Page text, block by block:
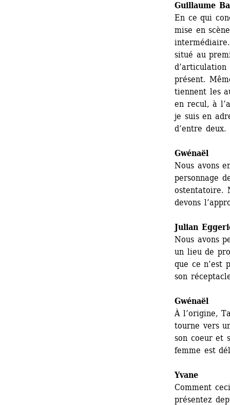
Guillaume
En ce qui
mise en
situé au
présent.
tiennent les
en recul, à
je suis en
d’entre deux.
Gwénaël
Nous avons
personnage
ostentatoire.
devons
Julian
Nous avons
un lieu de
que ce n’est
son
Gwénaël
À l’origine,
tourne vers
son coeur et
femme est
Yvane
Comment
présentez